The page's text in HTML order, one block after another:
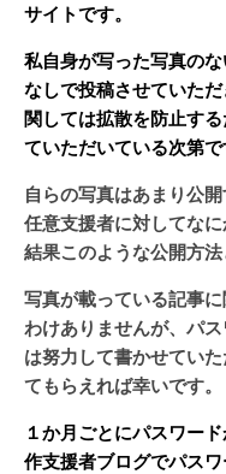
サイトです。
私自身が写った写真の
なしで投稿させていた
関しては拡散を防止す
ていただいている次第で
自らの写真はあまり公
任意支援者に対してな
結果このような公開方法
写真が載っている記事
わけありませんが、パ
は努力して書かせてい
てもらえれば幸いです。
１か月ごとにパスワード
作支援者ブログでパスワ